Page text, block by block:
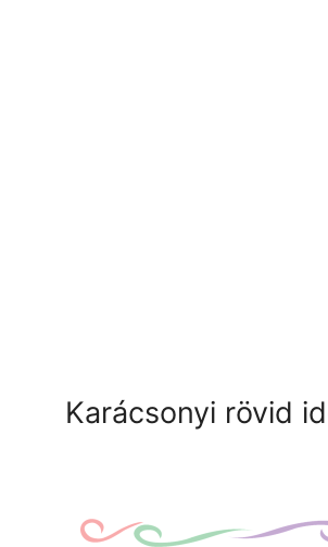
Karácsonyi rövid